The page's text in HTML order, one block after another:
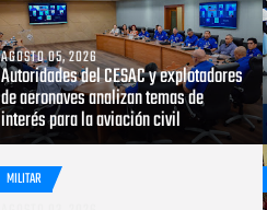
AGOSTO 05, 2026
Autoridades del CESAC y explotadores
de aeronaves analizan temas de
interés para la aviación civil
MILITAR